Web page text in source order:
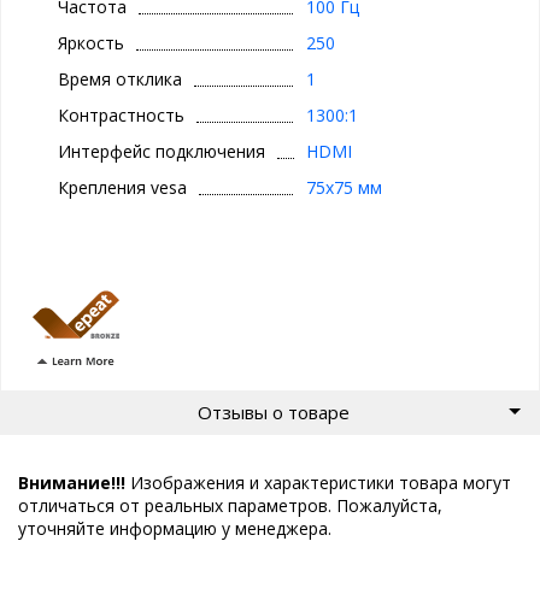
Частота
100 Гц
Яркость
250
Время отклика
1
Контрастность
1300:1
Интерфейс подключения
HDMI
Крепления vesa
75x75 мм
Отзывы о товаре
Внимание!!! Изображения и характеристики товара могут
отличаться от реальных параметров. Пожалуйста,
уточняйте информацию у менеджера.